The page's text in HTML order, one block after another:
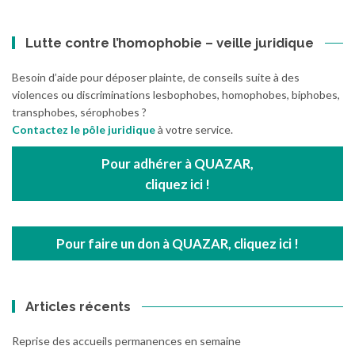
Lutte contre l’homophobie – veille juridique
Besoin d’aide pour déposer plainte, de conseils suite à des
violences ou discriminations lesbophobes, homophobes, biphobes,
transphobes, sérophobes ?
Contactez le pôle juridiqueà votre service.
Pour adhérer à QUAZAR,
cliquez ici !
Pour faire un don à QUAZAR, cliquez ici !
Articles récents
Reprise des accueils permanences en semaine